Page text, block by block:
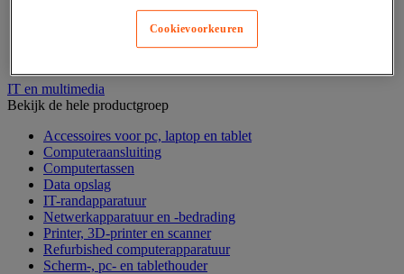
Barcode scanner en accessoires
Biljettenteller/sorteerder en valsgelddetector
IT en multimedia
Bekijk de hele productgroep
Accessoires voor pc, laptop en tablet
Computeraansluiting
Computertassen
Data opslag
IT-randapparatuur
Netwerkapparatuur en -bedrading
Printer, 3D-printer en scanner
Refurbished computerapparatuur
Scherm-, pc- en tablethouder
Cookievoorkeuren